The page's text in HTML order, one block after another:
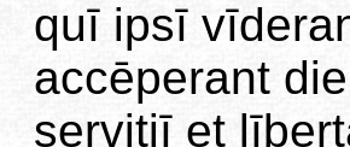
quī ipsī
accēperant
servitiī et